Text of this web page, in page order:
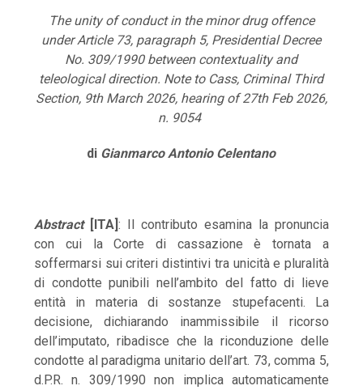
The unity of conduct in the minor drug offence
under Article 73, paragraph 5, Presidential Decree
No. 309/1990 between contextuality and
teleological direction. Note to Cass, Criminal Third
Section, 9th March 2026, hearing of 27th Feb 2026,
n. 9054
di Gianmarco Antonio Celentano
Abstract [ITA]: Il contributo esamina la pronuncia
con cui la Corte di cassazione è tornata a
soffermarsi sui criteri distintivi tra unicità e pluralità
di condotte punibili nell’ambito del fatto di lieve
entità in materia di sostanze stupefacenti. La
decisione, dichiarando inammissibile il ricorso
dell’imputato, ribadisce che la riconduzione delle
condotte al paradigma unitario dell’art. 73, comma 5,
d.P.R. n. 309/1990 non implica automaticamente